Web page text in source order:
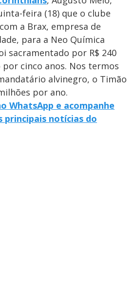
feira (18) que o clube
a Brax, empresa de
para a Neo Química
sacramentado por R$ 240
por cinco anos. Nos termos
alvinegro, o Timão
por ano.
WhatsApp e acompanhe
principais notícias do